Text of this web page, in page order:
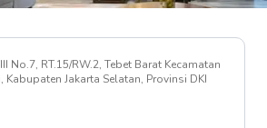
No.7, RT.15/RW.2, Tebet Barat Kecamatan
Kabupaten Jakarta Selatan, Provinsi DKI